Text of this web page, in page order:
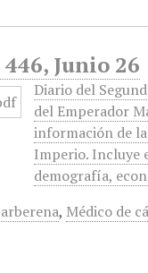
Junio 26
Diario del
del Emperador
información de
Imperio. Incluye
demografía,
, Médico de